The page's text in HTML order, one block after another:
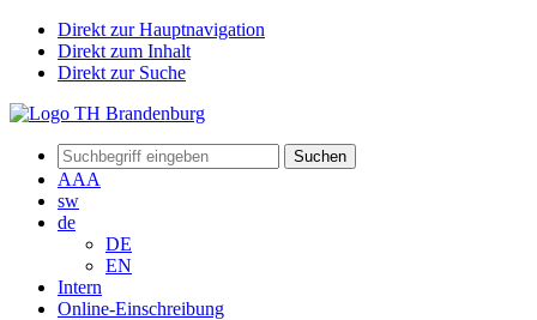
Direkt zur Hauptnavigation
Direkt zum Inhalt
Direkt zur Suche
Suchen
AAA
sw
de
DE
EN
Intern
Online-Einschreibung